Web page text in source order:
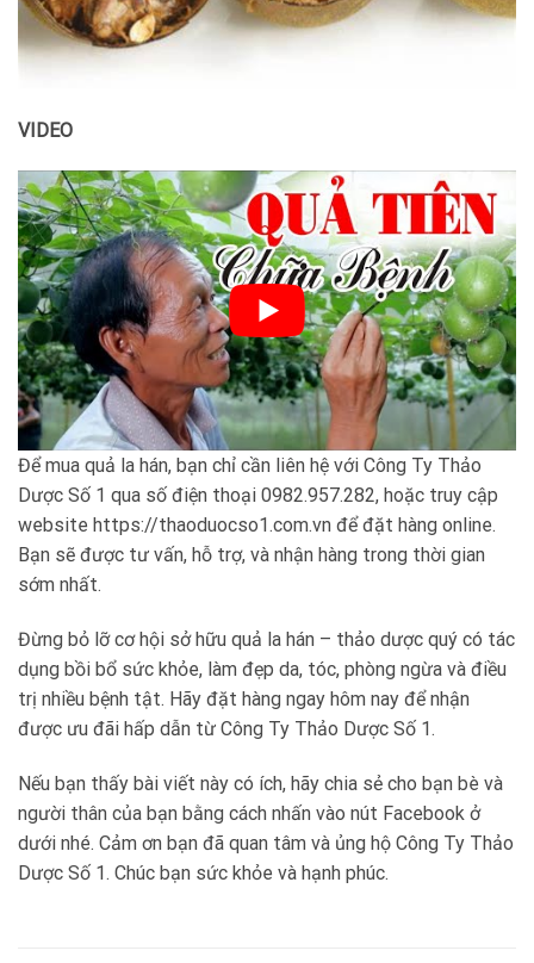
VIDEO
Để mua quả la hán, bạn chỉ cần liên hệ với Công Ty Thảo
Dược Số 1 qua số điện thoại 0982.957.282, hoặc truy cập
website https://thaoduocso1.com.vn để đặt hàng online.
Bạn sẽ được tư vấn, hỗ trợ, và nhận hàng trong thời gian
sớm nhất.
Đừng bỏ lỡ cơ hội sở hữu quả la hán – thảo dược quý có tác
dụng bồi bổ sức khỏe, làm đẹp da, tóc, phòng ngừa và điều
trị nhiều bệnh tật. Hãy đặt hàng ngay hôm nay để nhận
được ưu đãi hấp dẫn từ Công Ty Thảo Dược Số 1.
Nếu bạn thấy bài viết này có ích, hãy chia sẻ cho bạn bè và
người thân của bạn bằng cách nhấn vào nút Facebook ở
dưới nhé. Cảm ơn bạn đã quan tâm và ủng hộ Công Ty Thảo
Dược Số 1. Chúc bạn sức khỏe và hạnh phúc.